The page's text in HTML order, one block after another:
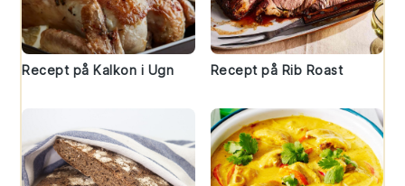
Recept på Kalkon i Ugn Recept på Rib Roast